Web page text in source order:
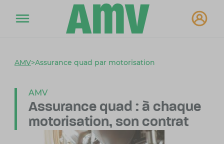
AMV>Assurance quad par motorisation
AMV
Assurance quad : à chaque
motorisation, son contrat